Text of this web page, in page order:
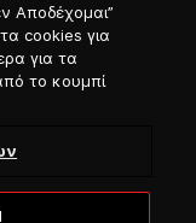
Αποδέχομαι”
cookies για
για τα
το κουμπί